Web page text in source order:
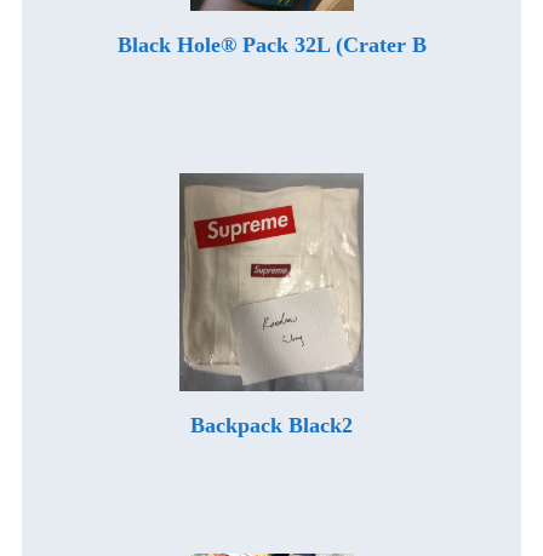
Black Hole® Pack 32L (Crater B
Backpack Black2